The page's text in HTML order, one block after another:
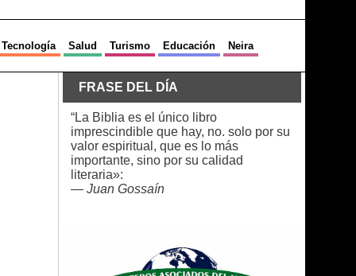
Tecnología Salud Turismo Educación Neira
FRASE DEL DÍA
“La Biblia es el único libro
imprescindible que hay, no. solo por su
valor espiritual, que es lo más
importante, sino por su calidad
literaria»:
— Juan Gossaín